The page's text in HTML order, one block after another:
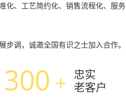
、工艺简约化、销售流程化、服
调，诚邀全国有识之士加入合作。
300 + 忠实
老客户